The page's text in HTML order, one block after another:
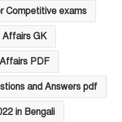
Competitive exams
Affairs GK
PDF
and Answers pdf
in Bengali